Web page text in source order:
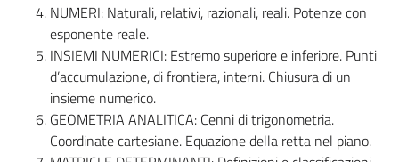
NUMERI: Naturali, relativi, razionali, reali. Potenze con
esponente reale.
INSIEMI NUMERICI: Estremo superiore e inferiore. Punti
d’accumulazione, di frontiera, interni. Chiusura di un
insieme numerico.
GEOMETRIA ANALITICA: Cenni di trigonometria.
Coordinate cartesiane. Equazione della retta nel piano.